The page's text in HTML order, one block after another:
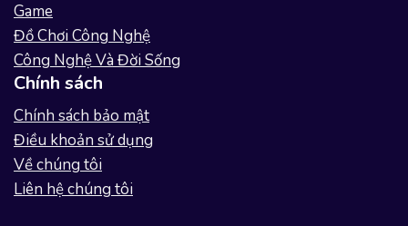
Game
Đồ Chơi Công Nghệ
Công Nghệ Và Đời Sống
Chính sách
Chính sách bảo mật
Điều khoản sử dụng
Về chúng tôi
Liên hệ chúng tôi